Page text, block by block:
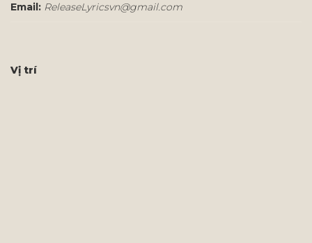
Email: ReleaseLyricsvn@gmail.com
Vị trí